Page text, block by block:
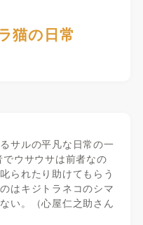
猫の日常
サルの平凡な日常の一
ウサウサは前者なの
られたり助けてもらう
はキジトラネコのシマ
い。（心屋仁之助さん